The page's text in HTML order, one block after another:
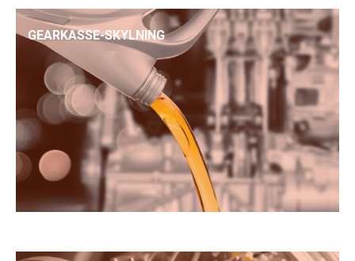
GEARKASSE-SKYLNING